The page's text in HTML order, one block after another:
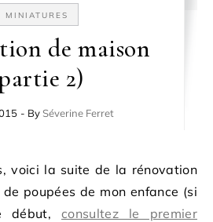
MINIATURES
de maison
2)
- By Séverine Ferret
voici la suite de la rénovation
poupées de mon enfance (si
début, consultez le premier